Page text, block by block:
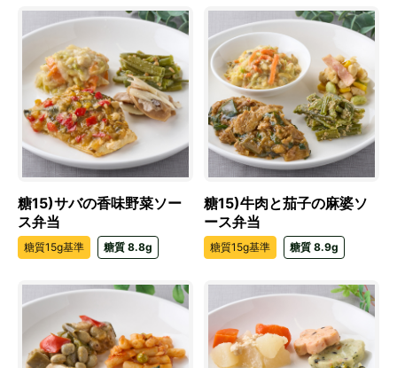
糖15)サバの香味野菜ソー
ス弁当
糖質15g基準 糖質 8.8g
糖15)牛肉と茄子の麻婆ソ
ース弁当
糖質15g基準 糖質 8.9g